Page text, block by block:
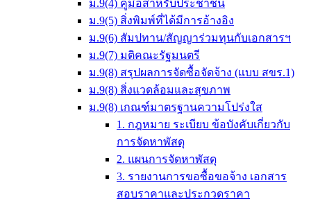
ม.9(4) คู่มือสำหรับประชาชน
ม.9(5) สิ่งพิมพ์ที่ได้มีการอ้างอิง
ม.9(6) สัมปทาน/สัญญาร่วมทุนกับเอกสารฯ
ม.9(7) มติคณะรัฐมนตรี
ม.9(8) สรุปผลการจัดซื้อจัดจ้าง (แบบ สขร.1)
ม.9(8) สิ่งแวดล้อมและสุขภาพ
ม.9(8) เกณฑ์มาตรฐานความโปร่งใส
1. กฎหมาย ระเบียบ ข้อบังคับเกี่ยวกับ
การจัดหาพัสดุ
2. แผนการจัดหาพัสดุ
3. รายงานการขอซื้อขอจ้าง เอกสาร
สอบราคาและประกวดราคา